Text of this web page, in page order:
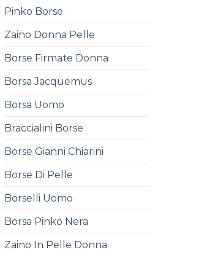
Pinko Borse
Zaino Donna Pelle
Borse Firmate Donna
Borsa Jacquemus
Borsa Uomo
Braccialini Borse
Borse Gianni Chiarini
Borse Di Pelle
Borselli Uomo
Borsa Pinko Nera
Zaino In Pelle Donna